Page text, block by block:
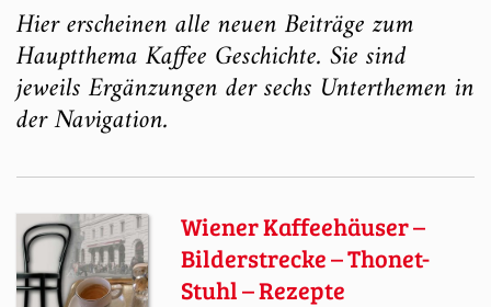
Hier erscheinen alle neuen Beiträge zum
Hauptthema Kaffee Geschichte. Sie sind
jeweils Ergänzungen der sechs Unterthemen in
der Navigation.
Wiener Kaffeehäuser –
Bilderstrecke – Thonet-
Stuhl – Rezepte